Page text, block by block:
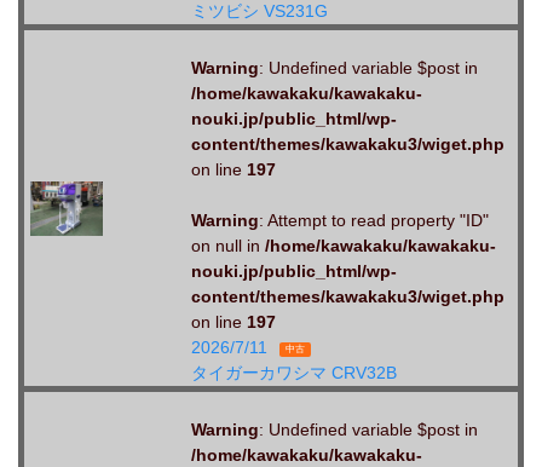
ミツビシ VS231G
Warning: Undefined variable $post in
/home/kawakaku/kawakaku-
nouki.jp/public_html/wp-
content/themes/kawakaku3/wiget.php
on line 197
Warning: Attempt to read property "ID"
on null in /home/kawakaku/kawakaku-
nouki.jp/public_html/wp-
content/themes/kawakaku3/wiget.php
on line 197
2026/7/11
中古
タイガーカワシマ CRV32B
Warning: Undefined variable $post in
/home/kawakaku/kawakaku-